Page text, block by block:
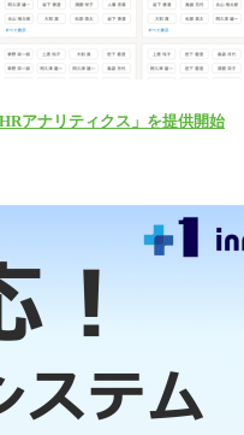
アナリティクス」を提供開始